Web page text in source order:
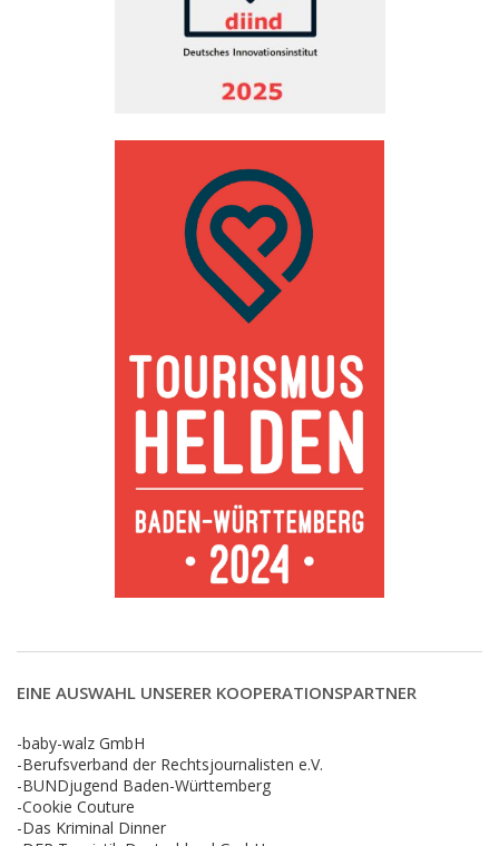
EINE AUSWAHL UNSERER KOOPERATIONSPARTNER
-baby-walz GmbH
-Berufsverband der Rechtsjournalisten e.V.
-BUNDjugend Baden-Württemberg
-Cookie Couture
-Das Kriminal Dinner